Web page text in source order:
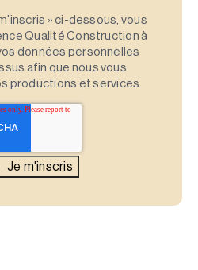
» ci-dessous, vous
Qualité Construction à
données personnelles
afin que nous vous
productions et services.